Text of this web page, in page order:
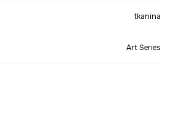
tkanina
Art Series